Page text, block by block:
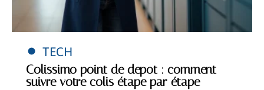
TECH
Colissimo point de depot : comment
suivre votre colis étape par étape